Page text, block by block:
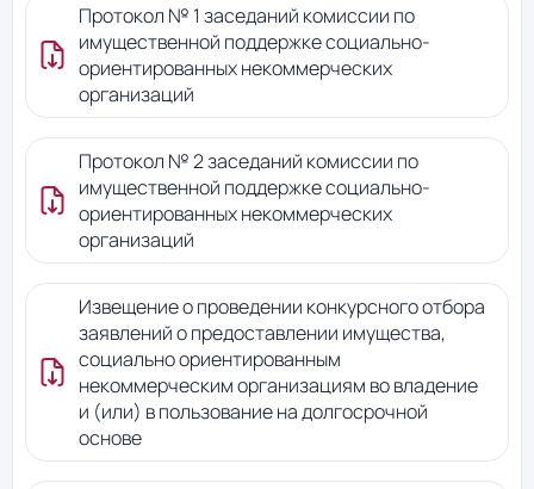
Протокол № 1 заседаний комиссии по
имущественной поддержке социально-
ориентированных некоммерческих
организаций
Протокол № 2 заседаний комиссии по
имущественной поддержке социально-
ориентированных некоммерческих
организаций
Извещение о проведении конкурсного отбора
заявлений о предоставлении имущества,
социально ориентированным
некоммерческим организациям во владение
и (или) в пользование на долгосрочной
основе